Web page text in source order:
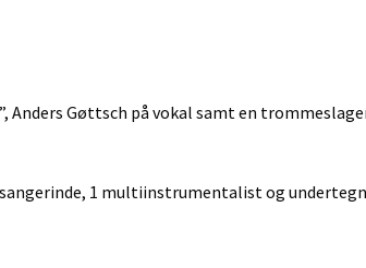
Anders Gøttsch på vokal samt en
1 multiinstrumentalist og